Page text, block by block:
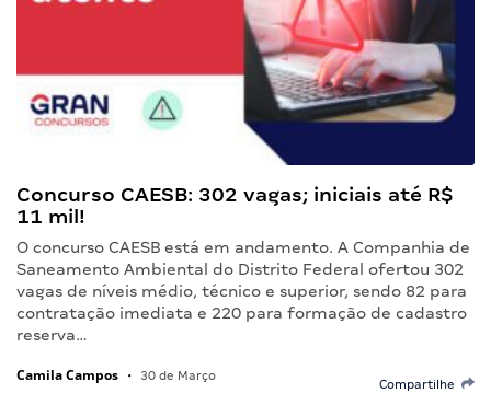
Concurso CAESB: 302 vagas; iniciais até R$
11 mil!
O concurso CAESB está em andamento. A Companhia de
Saneamento Ambiental do Distrito Federal ofertou 302
vagas de níveis médio, técnico e superior, sendo 82 para
contratação imediata e 220 para formação de cadastro
reserva…
Camila Campos • 30 de Março
Compartilhe